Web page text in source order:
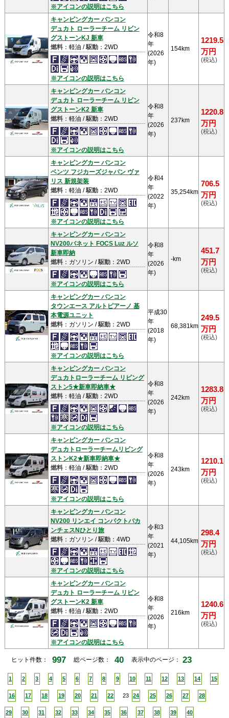
※アイコンの説明はこちら
キャンピングカー バンコン
デュカト ローラーチーム リビン
グストーンKJ 新車
燃料：軽油 /駆動：2WD
※アイコンの説明はこちら
令和8
年
(2026
年)
154km
1219.5
万円
(税込)
キャンピングカー バンコン
デュカト ローラーチーム リビン
グストーンK2 新車
燃料：軽油 /駆動：2WD
※アイコンの説明はこちら
令和8
年
(2026
年)
237km
1220.8
万円
(税込)
キャンピングカー バンコン
ベンツ フジカーズジャパン ヴァ
リス 新規架装
燃料：軽油 /駆動：2WD
※アイコンの説明はこちら
令和4
年
(2022
年)
35,254km
706.5
万円
(税込)
キャンピングカー バンコン
NV200バネット FOCS Luz ルソ
新車即納
燃料：ガソリン /駆動：2WD
※アイコンの説明はこちら
令和8
年
(2026
年)
-km
451.7
万円
(税込)
キャンピングカー バンコン
タウンエース アルトピアーノ 基
本電源ユニット
燃料：ガソリン /駆動：2WD
※アイコンの説明はこちら
平成30
年
(2018
年)
68,381km
249.5
万円
(税込)
キャンピングカー バンコン
デュカトローラーチーム リビング
ストン5★新車即納車★
燃料：軽油 /駆動：2WD
※アイコンの説明はこちら
令和8
年
(2026
年)
242km
1283.8
万円
(税込)
キャンピングカー バンコン
デュカトローラーチームリビング
ストンK2★新車即納車★
燃料：軽油 /駆動：2WD
※アイコンの説明はこちら
令和8
年
(2026
年)
243km
1210.1
万円
(税込)
キャンピングカー バンコン
NV200 リンエイ コンパクトバカ
ンチェスNひとり旅
燃料：ガソリン /駆動：4WD
※アイコンの説明はこちら
令和3
年
(2021
年)
44,105km
298.4
万円
(税込)
キャンピングカー バンコン
デュカト ローラーチーム リビン
グストーンK2 新車
燃料：軽油 /駆動：2WD
※アイコンの説明はこちら
令和8
年
(2026
年)
216km
1240.6
万円
(税込)
ヒット件数： 997 総ページ数： 40 表示中のページ： 23
1 2 3 4 5 6 7 8 9 10 11 12 13 14 15
16 17 18 19 20 21 22 23 24 25 26 27 28
29 30 31 32 33 34 35 36 37 38 39 40